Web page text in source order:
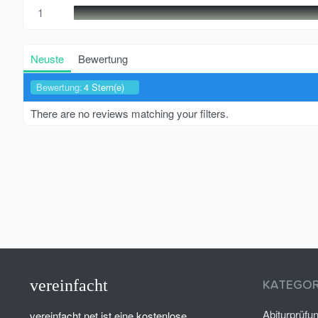
1
Neuste Bewertung
Bewertung:4 Stern(e)
There are no reviews matching your filters.
vereinfacht